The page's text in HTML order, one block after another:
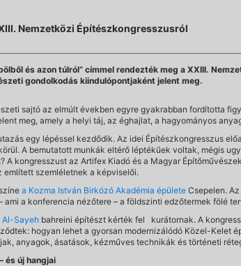
Nemzetközi Építészkongresszusról
és azon túlról” címmel rendezték meg a XXIII.
gondolkodás kiindulópontjaként jelent meg.
sajtó az elmúlt években egyre gyakrabban fordította
meg, amely a helyi táj, az éghajlat, a hagyományos
egy lépéssel kezdődik. Az idei Építészkongresszus
A bemutatott munkák eltérő léptékűek voltak, mégis
A kongresszust az Artifex Kiadó és a Magyar
említett szemléletnek a képviselői.
a Kozma István Birkózó Akadémia épülete Csepelen.
ami a konferencia nézőtere – a földszinti edzőtermek fölé
Al-Sayeh bahreini építészt kérték fel kurátornak. A
hogyan lehet a gyorsan modernizálódó Közel-Kelet
anyagok, ásatások, kézműves technikák és történeti
és új hangjai